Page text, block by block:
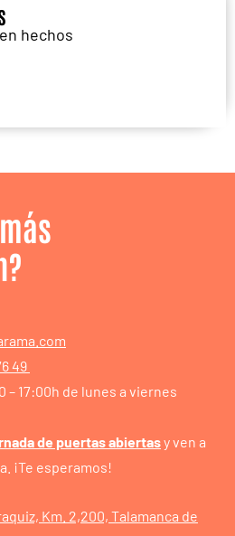
hechos
49
– 17:00h de lunes a viernes
de puertas abiertasy ven a
¡Te esperamos!
Km. 2,200, Talamanca de